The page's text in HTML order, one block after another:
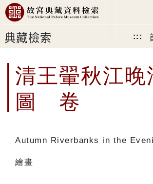
典藏檢索 :::
清王翬秋江晚
圖 卷
Autumn Riverbanks in the
繪畫